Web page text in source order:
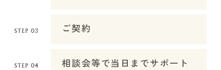
ご契約
相談会等で当日までサポート